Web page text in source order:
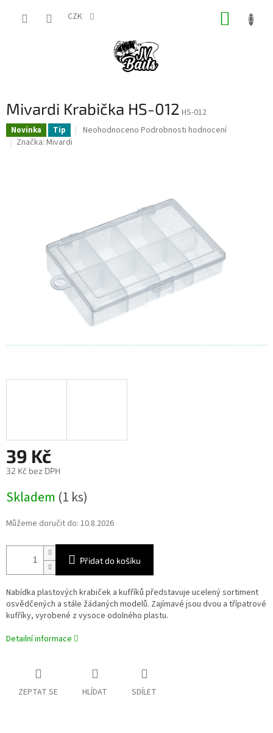
CZK
Mivardi Krabička HS-012 HS-012
Novinka Tip
Průměrné
Neohodnoceno Podrobnosti hodnocení
Značka: Mivardi
39 Kč
32 Kč bez DPH
cena:
Skladem (1 ks)
Můžeme doručit do: 10.8.2026
Přidat do košíku
Nabídka plastových krabiček a kufříků představuje ucelený sortiment
osvědčených a stále žádaných modelů. Zajímavé jsou dvou a třípatrové
kufříky, vyrobené z vysoce odolného plastu.
Detailní informace
ZEPTAT SE HLÍDAT SDÍLET